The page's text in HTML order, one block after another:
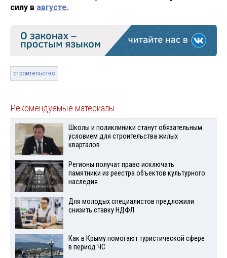
силу в августе.
строительство
Рекомендуемые материалы
Школы и поликлиники станут обязательным
условием для строительства жилых
кварталов
Регионы получат право исключать
памятники из реестра объектов культурного
наследия
Для молодых специалистов предложили
снизить ставку НДФЛ
Как в Крыму помогают туристической сфере
в период ЧС